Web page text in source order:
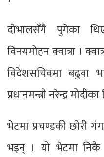
दोभालसँगै पुगेका
विनयमोहन क्वात्रा ।
विदेशसचिवमा बढुवा
प्रधानमन्त्री नरेन्द्र
भेटमा प्रचण्डकी छोरी
भइन् । यो भेटमा निकै